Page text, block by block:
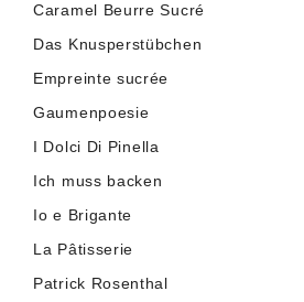
Caramel Beurre Sucré
Das Knusperstübchen
Empreinte sucrée
Gaumenpoesie
I Dolci Di Pinella
Ich muss backen
Io e Brigante
La Pâtisserie
Patrick Rosenthal